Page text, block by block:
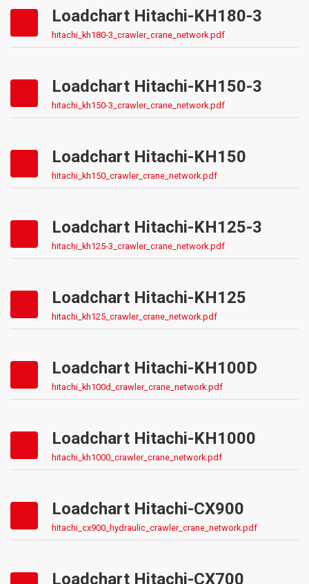
Loadchart Hitachi-KH180-3
hitachi_kh180-3_crawler_crane_network.pdf
Loadchart Hitachi-KH150-3
hitachi_kh150-3_crawler_crane_network.pdf
Loadchart Hitachi-KH150
hitachi_kh150_crawler_crane_network.pdf
Loadchart Hitachi-KH125-3
hitachi_kh125-3_crawler_crane_network.pdf
Loadchart Hitachi-KH125
hitachi_kh125_crawler_crane_network.pdf
Loadchart Hitachi-KH100D
hitachi_kh100d_crawler_crane_network.pdf
Loadchart Hitachi-KH1000
hitachi_kh1000_crawler_crane_network.pdf
Loadchart Hitachi-CX900
hitachi_cx900_hydraulic_crawler_crane_network.pdf
Loadchart Hitachi-CX700